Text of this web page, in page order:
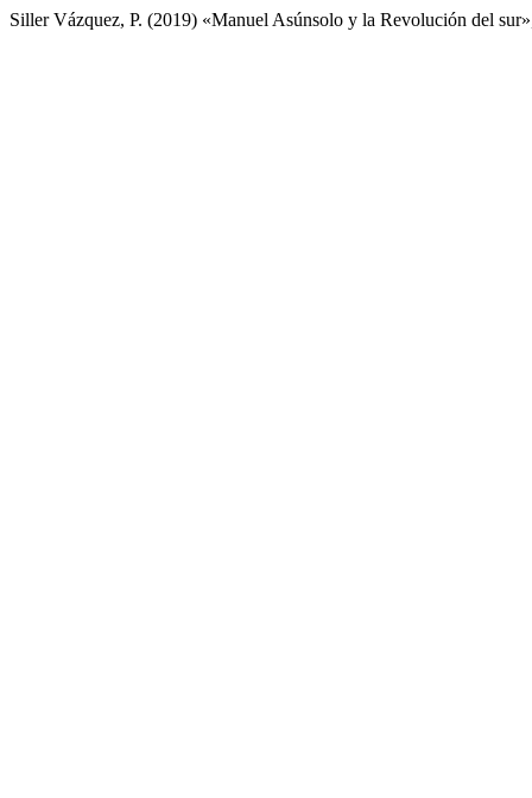
Siller Vázquez, P. (2019) «Manuel Asúnsolo y la Revolución del